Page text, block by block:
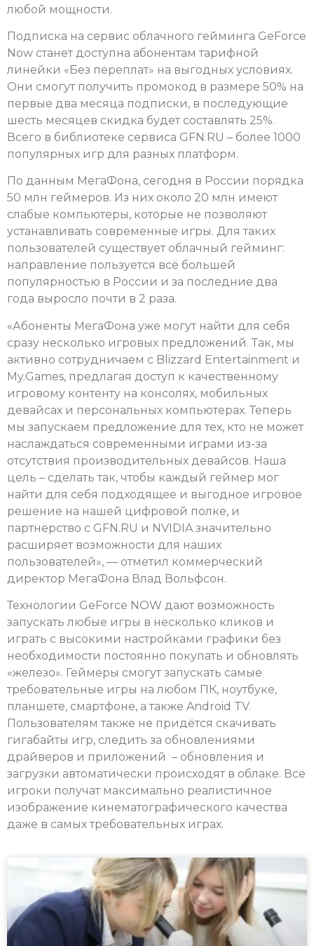
любой мощности.
Подписка на сервис облачного гейминга GeForce
Now станет доступна абонентам тарифной
линейки «Без переплат» на выгодных условиях.
Они смогут получить промокод в размере 50% на
первые два месяца подписки, в последующие
шесть месяцев скидка будет составлять 25%.
Всего в библиотеке сервиса GFN.RU – более 1000
популярных игр для разных платформ.
По данным МегаФона, сегодня в России порядка
50 млн геймеров. Из них около 20 млн имеют
слабые компьютеры, которые не позволяют
устанавливать современные игры. Для таких
пользователей существует облачный гейминг:
направление пользуется всё большей
популярностью в России и за последние два
года выросло почти в 2 раза.
«Абоненты МегаФона уже могут найти для себя
сразу несколько игровых предложений. Так, мы
активно сотрудничаем с Blizzard Entertainment и
My.Games, предлагая доступ к качественному
игровому контенту на консолях, мобильных
девайсах и персональных компьютерах. Теперь
мы запускаем предложение для тех, кто не может
наслаждаться современными играми из-за
отсутствия производительных девайсов. Наша
цель – сделать так, чтобы каждый геймер мог
найти для себя подходящее и выгодное игровое
решение на нашей цифровой полке, и
партнёрство с GFN.RU и NVIDIA значительно
расширяет возможности для наших
пользователей», — отметил коммерческий
директор МегаФона Влад Вольфсон.
Технологии GeForce NOW дают возможность
запускать любые игры в несколько кликов и
играть с высокими настройками графики без
необходимости постоянно покупать и обновлять
«железо». Геймеры смогут запускать самые
требовательные игры на любом ПК, ноутбуке,
планшете, смартфоне, а также Android TV.
Пользователям также не придётся скачивать
гигабайты игр, следить за обновлениями
драйверов и приложений – обновления и
загрузки автоматически происходят в облаке. Все
игроки получат максимально реалистичное
изображение кинематографического качества
даже в самых требовательных играх.